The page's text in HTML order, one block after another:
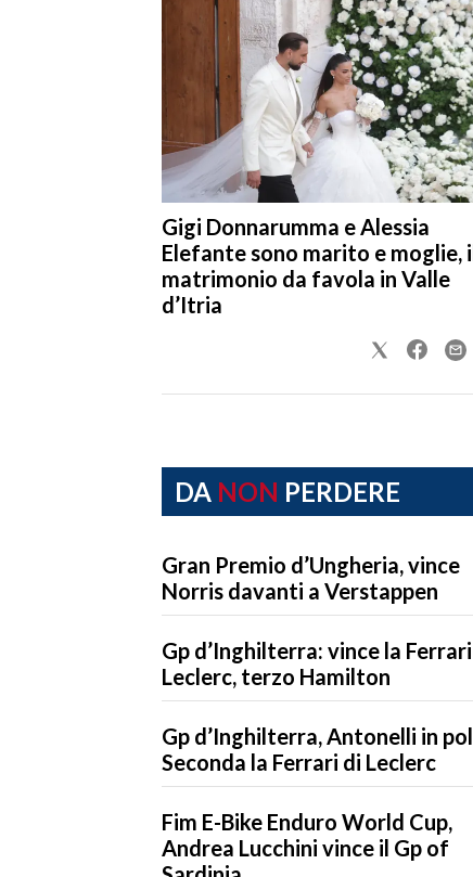
Gigi Donnarumma e Alessia
Elefante sono marito e moglie,
matrimonio da favola in Valle
d’Itria
DA NON PERDERE
Gran Premio d’Ungheria, vince
Norris davanti a Verstappen
Gp d’Inghilterra: vince la
Leclerc, terzo Hamilton
Gp d’Inghilterra, Antonelli in
Seconda la Ferrari di Leclerc
Fim E-Bike Enduro World Cup,
Andrea Lucchini vince il Gp of